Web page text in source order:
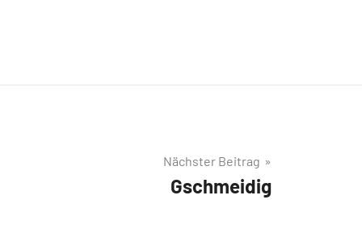
Nächster Beitrag
Gschmeidig